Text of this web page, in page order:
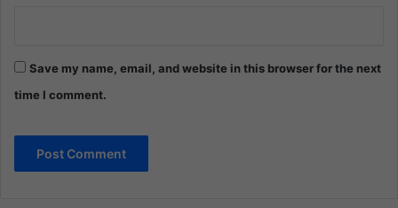
Save my name, email, and website in this browser for the next
time I comment.